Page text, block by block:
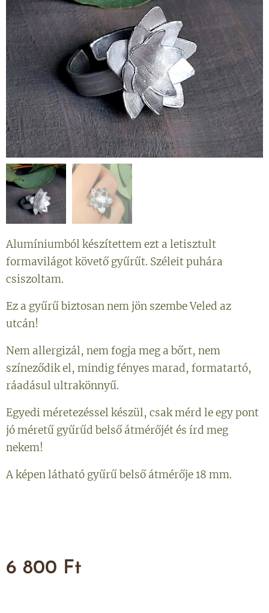
Alumíniumból készítettem ezt a letisztult
formavilágot követő gyűrűt. Széleit puhára
csiszoltam.
Ez a gyűrű biztosan nem jön szembe Veled az
utcán!
Nem allergizál, nem fogja meg a bőrt, nem
színeződik el, mindig fényes marad, formatartó,
ráadásul ultrakönnyű.
Egyedi méretezéssel készül, csak mérd le egy pont
jó méretű gyűrűd belső átmérőjét és írd meg
nekem!
A képen látható gyűrű belső átmérője 18 mm.
6 800 Ft